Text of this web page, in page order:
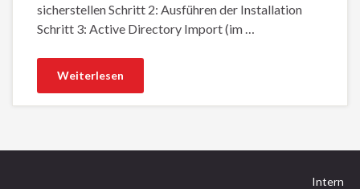
sicherstellen Schritt 2: Ausführen der Installation
Schritt 3: Active Directory Import (im …
Weiterlesen
Intern